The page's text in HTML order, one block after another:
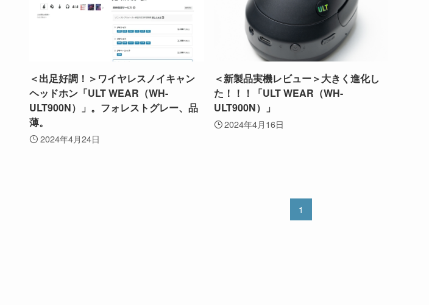
＜出足好調！＞ワイヤレスノイキャン
ヘッドホン「ULT WEAR（WH-
ULT900N）」。フォレストグレー、品
薄。
2024年4月24日
＜新製品実機レビュー＞大きく進化し
た！！！「ULT WEAR（WH-
ULT900N）」
2024年4月16日
1